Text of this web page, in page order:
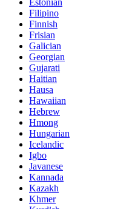
Filipino
Finnish
Frisian
Galician
Georgian
Gujarati
Haitian
Hausa
Hawaiian
Hebrew
Hmong
Hungarian
Icelandic
Igbo
Javanese
Kannada
Kazakh
Khmer